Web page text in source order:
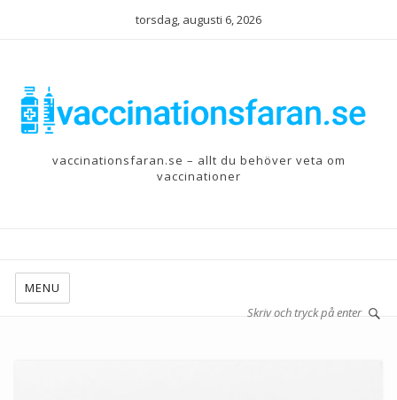
torsdag, augusti 6, 2026
vaccinationsfaran.se – allt du behöver veta om
vaccinationer
MENU